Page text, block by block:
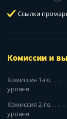
Ссылки
Комиссии и
Комиссия 1-го
уровня
Комиссия 2-го
уровня